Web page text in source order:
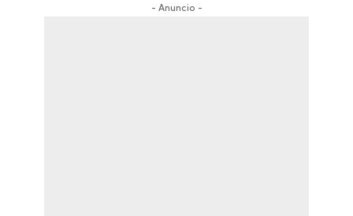
- Anuncio -